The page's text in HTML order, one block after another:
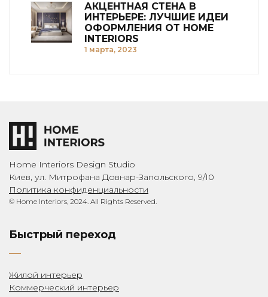
АКЦЕНТНАЯ СТЕНА В
ИНТЕРЬЕРЕ: ЛУЧШИЕ ИДЕИ
ОФОРМЛЕНИЯ ОТ HOME
INTERIORS
1 марта, 2023
Home Interiors Design Studio
Киев, ул. Митрофана Довнар-Запольского, 9/10
Политика конфиденциальности
© Home Interiors, 2024. All Rights Reserved.
Быстрый переход
Жилой интерьер
Коммерческий интерьер